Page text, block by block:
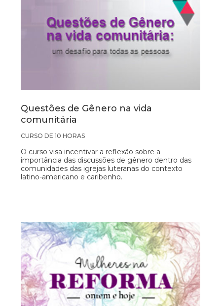
Questões de Gênero na vida
comunitária
CURSO DE 10 HORAS
O curso visa incentivar a reflexão sobre a
importância das discussões de gênero dentro das
comunidades das igrejas luteranas do contexto
latino-americano e caribenho.